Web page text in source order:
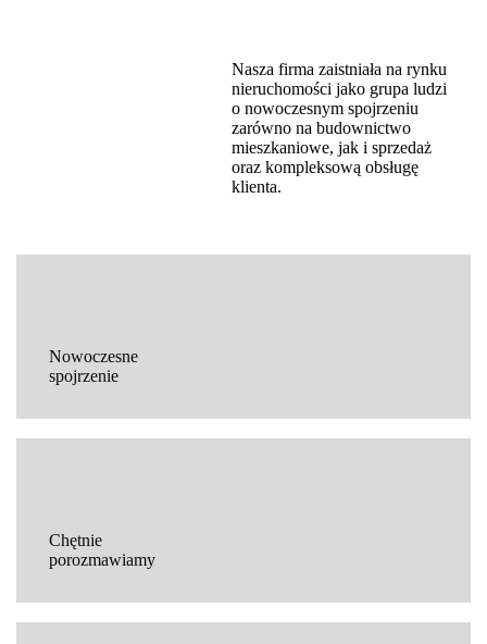
Nasza firma zaistniała na rynku
nieruchomości jako grupa ludzi
o nowoczesnym spojrzeniu
zarówno na budownictwo
mieszkaniowe, jak i sprzedaż
oraz kompleksową obsługę
klienta.
Nowoczesne
spojrzenie
Chętnie
porozmawiamy